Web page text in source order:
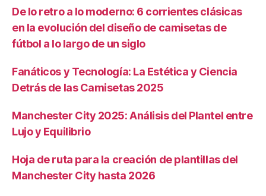
De lo retro a lo moderno: 6 corrientes clásicas
en la evolución del diseño de camisetas de
fútbol a lo largo de un siglo
Fanáticos y Tecnología: La Estética y Ciencia
Detrás de las Camisetas 2025
Manchester City 2025: Análisis del Plantel entre
Lujo y Equilibrio
Hoja de ruta para la creación de plantillas del
Manchester City hasta 2026